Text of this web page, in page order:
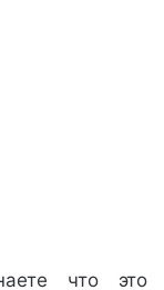
что это